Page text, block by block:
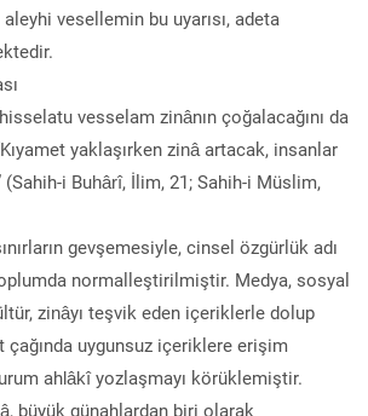
vesellemin bu uyarısı, adeta
vesselam zinânın çoğalacağını da
yaklaşırken zinâ artacak, insanlar
(Sahih-i Buhârî, İlim, 21; Sahih-i Müslim,
gevşemesiyle, cinsel özgürlük adı
normalleştirilmiştir. Medya, sosyal
zinâyı teşvik eden içeriklerle dolup
çağında uygunsuz içeriklere erişim
ahlâkî yozlaşmayı körüklemiştir.
büyük günahlardan biri olarak